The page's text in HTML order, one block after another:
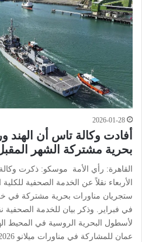
2026-01-28
أفادت وكالة تاس أن الهند
بحرية مشتركة الشهر
القاهرة: رأي الأمة موسكو: ذكرت
الأربعاء نقلاً عن الخدمة الصحفية
ستجريان مناورات بحرية مشتركة في
في فبراير. وذكر بيان للخدمة الصحفية
لأسطول البحرية الروسية في المحيط
عمان للمشاركة في مناورات ميلانو 2026. ‍ومن…